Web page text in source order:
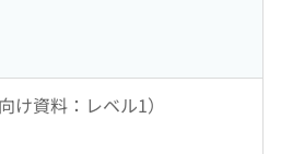
け資料：レベル1）